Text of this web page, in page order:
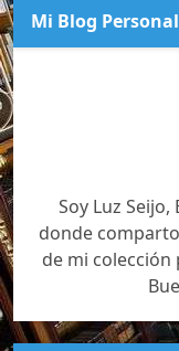
Mi Blog Personal
Soy Luz
donde
de mi colección